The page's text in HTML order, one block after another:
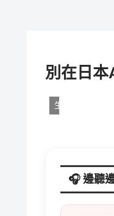
別在日本
生活日語
🎧 邊聽